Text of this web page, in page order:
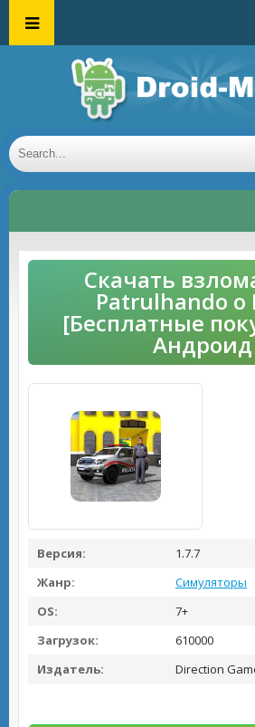
Скачать
Patrulhando o
[Бесплатные
Андроид
Версия:
1.7.7
Жанр:
Симуляторы
OS:
7+
Загрузок:
610000
Издатель:
Direction